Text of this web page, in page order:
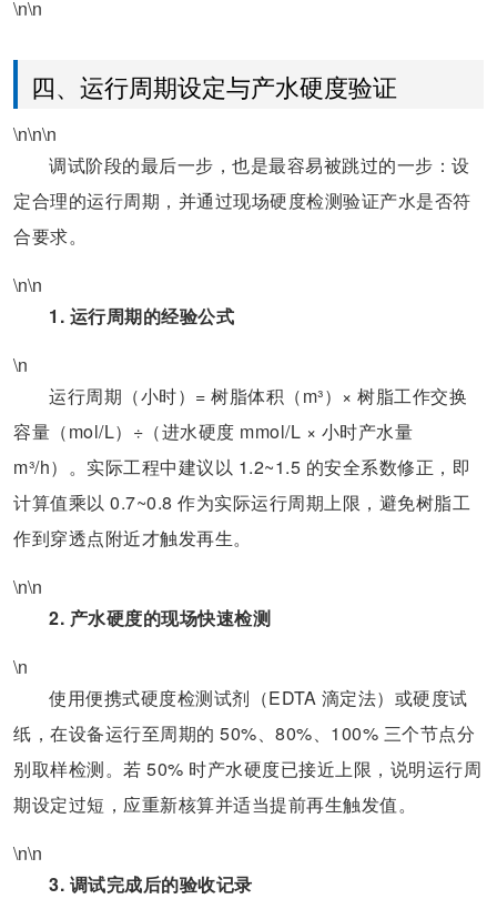
\n\n
四、运行周期设定与产水硬度验证
\n\n\n
调试阶段的最后一步，也是最容易被跳过的一步：设
定合理的运行周期，并通过现场硬度检测验证产水是否符
合要求。
\n\n
1. 运行周期的经验公式
\n
运行周期（小时）= 树脂体积（m³）× 树脂工作交换
容量（mol/L）÷（进水硬度 mmol/L × 小时产水量
m³/h）。实际工程中建议以 1.2~1.5 的安全系数修正，即
计算值乘以 0.7~0.8 作为实际运行周期上限，避免树脂工
作到穿透点附近才触发再生。
\n\n
2. 产水硬度的现场快速检测
\n
使用便携式硬度检测试剂（EDTA 滴定法）或硬度试
纸，在设备运行至周期的 50%、80%、100% 三个节点分
别取样检测。若 50% 时产水硬度已接近上限，说明运行周
期设定过短，应重新核算并适当提前再生触发值。
\n\n
3. 调试完成后的验收记录